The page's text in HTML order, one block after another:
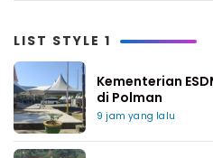
LIST STYLE 1
Kementerian
di Polman
9 jam yang lalu